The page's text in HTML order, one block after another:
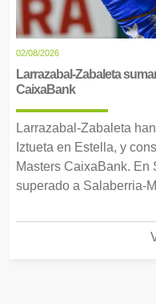
02/08/2026
Larrazabal-Zabaleta
CaixaBank
Larrazabal-Zabaleta
Iztueta en Estella, y
Masters CaixaBank. En
superado a Salaberria-